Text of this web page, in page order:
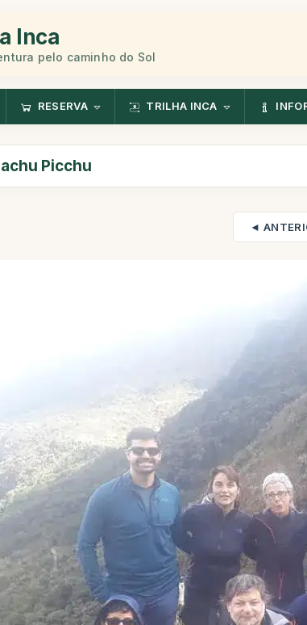
Inca
pelo caminho do Sol
RESERVA TRILHA INCA
Picchu
◄